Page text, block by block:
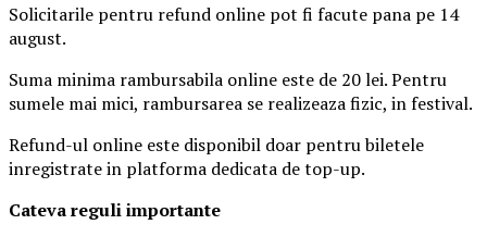
Solicitarile pentru refund online pot fi facute pana pe 14
august.
Suma minima rambursabila online este de 20 lei. Pentru
sumele mai mici, rambursarea se realizeaza fizic, in festival.
Refund-ul online este disponibil doar pentru biletele
inregistrate in platforma dedicata de top-up.
Cateva reguli importante